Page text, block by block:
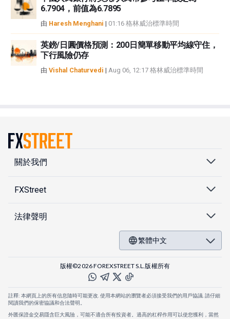
6.7904，前值為6.7895
由 Haresh Menghani | 01:16 格林威治標準時間
英鎊/日圓價格預測：200日簡單移動平均線守住，
下行風險仍存
由 Vishal Chaturvedi | Aug 06, 12:17 格林威治標準時間
關於我們
FXStreet
法律聲明
繁體中文
版權©2026 FOREXSTREET S.L.版權所有
註釋: 本網頁上的所有信息隨時可能更改. 使用本網站的瀏覽者必須接受我們的用戶協議. 請仔細
閱讀我們的保密協議和合法聲明。
外匯保證金交易隱含巨大風險，可能不適合所有投資者。過高的杠桿作用可以使您獲利，當然